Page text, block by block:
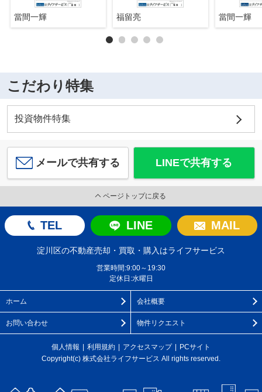
當間一輝 福留亮 當間一輝
こだわり特集
投資物件特集
メールで共有する LINEで共有する
ページトップに戻る
TEL LINE MAIL
淀川区の不動産売却・買取・購入はライフサービス
営業時間:9:00～19:30
定休日:水曜日
ホーム 会社概要
お問い合わせ 物件リクエスト
個人情報 利用規約 アクセスマップ
PCサイト
Copyright(c) 株式会社ライフサービス All rights reserved.